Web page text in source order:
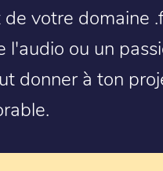
votre domaine
l'audio ou un
donner à ton